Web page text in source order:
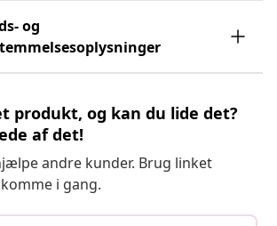
og
produkt, og kan du lide det?
af det!
andre kunder. Brug linket
i gang.